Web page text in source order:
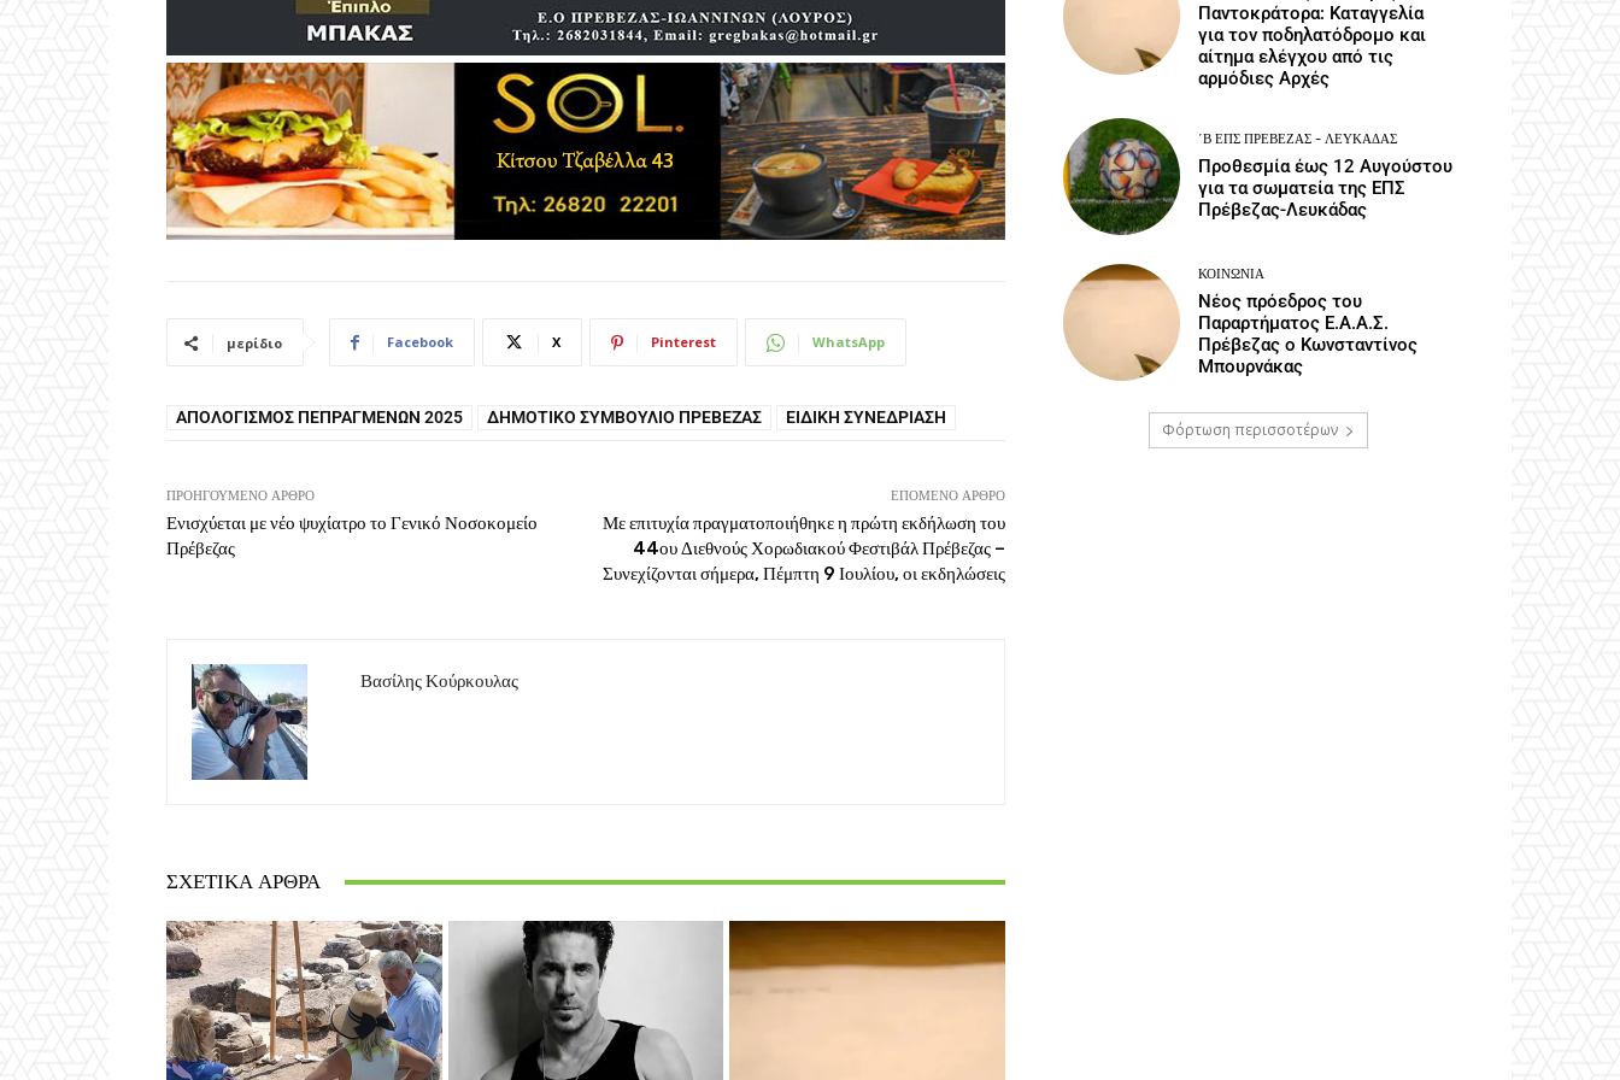
μερίδιο Facebook X Pinterest WhatsApp
ΑΠΟΛΟΓΙΣΜΌΣ ΠΕΠΡΑΓΜΈΝΩΝ 2025 ΔΗΜΟΤΙΚΌ ΣΥΜΒΟΎΛΙΟ ΠΡΈΒΕΖΑΣ ΕΙΔΙΚΉ ΣΥΝΕΔΡΊΑΣΗ
ΠΡΟΗΓΟΎΜΕΝΟ ΆΡΘΡΟ
Ενισχύεται με νέο ψυχίατρο το Γενικό Νοσοκομείο
Πρέβεζας
ΕΠΌΜΕΝΟ ΆΡΘΡΟ
Με επιτυχία πραγματοποιήθηκε η πρώτη εκδήλωση του
44ου Διεθνούς Χορωδιακού Φεστιβάλ Πρέβεζας –
Συνεχίζονται σήμερα, Πέμπτη 9 Ιουλίου, οι εκδηλώσεις
Βασίλης Κούρκουλας
ΣΧΕΤΙΚΆ ΆΡΘΡΑ
Παντοκράτορα: Καταγγελία
για τον ποδηλατόδρομο και
αίτημα ελέγχου από τις
αρμόδιες Αρχές
΄Β ΕΠΣ ΠΡΈΒΕΖΑΣ - ΛΕΥΚΆΔΑΣ
Προθεσμία έως 12 Αυγούστου
για τα σωματεία της ΕΠΣ
Πρέβεζας-Λευκάδας
ΚΟΙΝΩΝΙΑ
Νέος πρόεδρος του
Παραρτήματος Ε.Α.Α.Σ.
Πρέβεζας ο Κωνσταντίνος
Μπουρνάκας
Φόρτωση περισσοτέρων